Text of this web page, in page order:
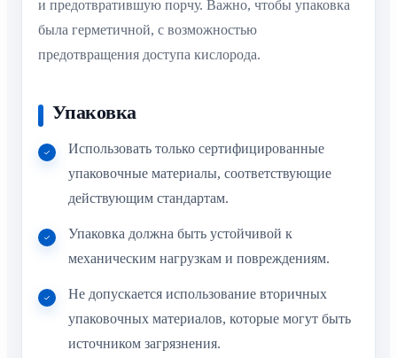
и предотвратившую порчу. Важно, чтобы упаковка
была герметичной, с возможностью
предотвращения доступа кислорода.
Упаковка
Использовать только сертифицированные
упаковочные материалы, соответствующие
действующим стандартам.
Упаковка должна быть устойчивой к
механическим нагрузкам и повреждениям.
Не допускается использование вторичных
упаковочных материалов, которые могут быть
источником загрязнения.